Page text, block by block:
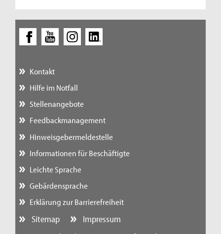
Kontakt
Hilfe im Notfall
Stellenangebote
Feedbackmanagement
Hinweisgebermeldestelle
Informationen für Beschäftigte
Leichte Sprache
Gebärdensprache
Erklärung zur Barrierefreiheit
Sitemap
Impressum